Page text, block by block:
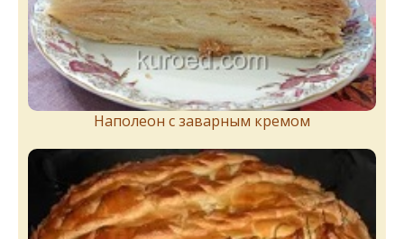
Наполеон с заварным кремом